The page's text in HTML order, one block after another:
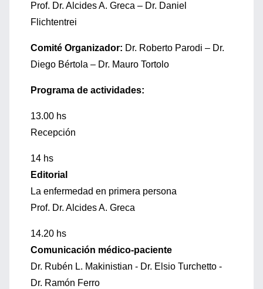
Prof. Dr. Alcides A. Greca – Dr. Daniel
Flichtentrei
Comité Organizador: Dr. Roberto Parodi – Dr.
Diego Bértola – Dr. Mauro Tortolo
Programa de actividades:
13.00 hs
Recepción
14 hs
Editorial
La enfermedad en primera persona
Prof. Dr. Alcides A. Greca
14.20 hs
Comunicación médico-paciente
Dr. Rubén L. Makinistian - Dr. Elsio Turchetto -
Dr. Ramón Ferro